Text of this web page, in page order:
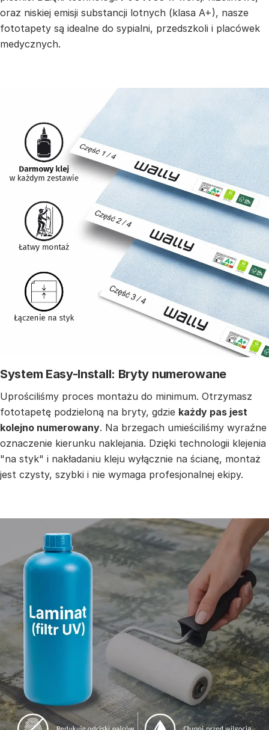
oraz niskiej emisji substancji lotnych (klasa A+), nasze
fototapety są idealne do sypialni, przedszkoli i placówek
medycznych.
System Easy-Install: Bryty numerowane
Uprościliśmy proces montażu do minimum. Otrzymasz
fototapetę podzieloną na bryty, gdzie każdy pas jest
kolejno numerowany. Na brzegach umieściliśmy wyraźne
oznaczenie kierunku naklejania. Dzięki technologii klejenia
"na styk" i nakładaniu kleju wyłącznie na ścianę, montaż
jest czysty, szybki i nie wymaga profesjonalnej ekipy.